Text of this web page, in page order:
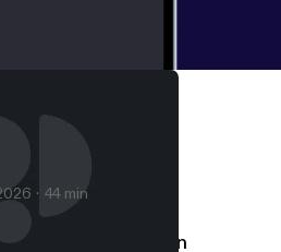
44 min
1 ting ad gangen